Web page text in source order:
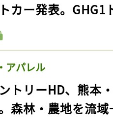
カー発表。GHG1
アパレル
ントリーHD、熊本
森林・農地を流